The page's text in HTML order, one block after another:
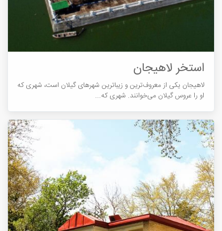
استخر لاهیجان
لاهیجان یکی از معروف‎ترین و زیباترین شهرهای گیلان است، شهری که
او را عروس گیلان می‎خوانند. شهری که...